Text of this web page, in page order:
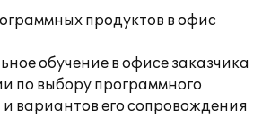
продуктов в офис
обучение в офисе заказчика
по выбору программного
и вариантов его сопровождения